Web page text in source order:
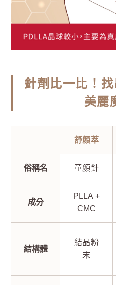
針劑比一比！
美麗
舒顏萃
俗稱名 童顏針
成分
PLLA +
CMC
結構體
結晶粉
末